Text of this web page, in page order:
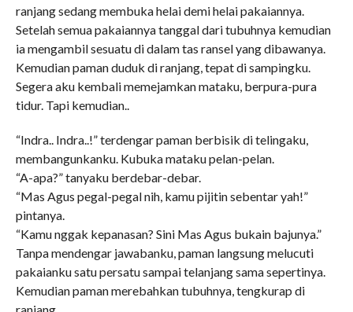
ranjang sedang membuka helai demi helai pakaiannya.
Setelah semua pakaiannya tanggal dari tubuhnya kemudian
ia mengambil sesuatu di dalam tas ransel yang dibawanya.
Kemudian paman duduk di ranjang, tepat di sampingku.
Segera aku kembali memejamkan mataku, berpura-pura
tidur. Tapi kemudian..
“Indra.. Indra..!” terdengar paman berbisik di telingaku,
membangunkanku. Kubuka mataku pelan-pelan.
“A-apa?” tanyaku berdebar-debar.
“Mas Agus pegal-pegal nih, kamu pijitin sebentar yah!”
pintanya.
“Kamu nggak kepanasan? Sini Mas Agus bukain bajunya.”
Tanpa mendengar jawabanku, paman langsung melucuti
pakaianku satu persatu sampai telanjang sama sepertinya.
Kemudian paman merebahkan tubuhnya, tengkurap di